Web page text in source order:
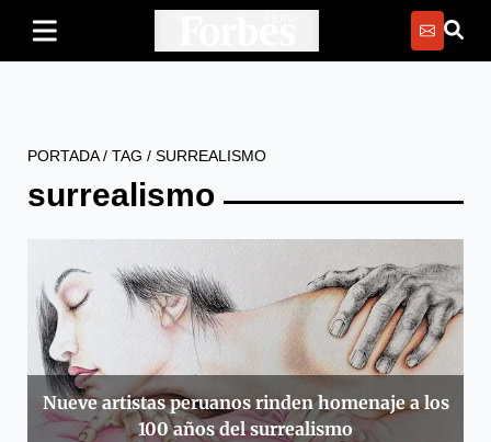
PORTADA/ TAG / SURREALISMO
surrealismo
Nueve artistas peruanos rinden homenaje a los
100 años del surrealismo